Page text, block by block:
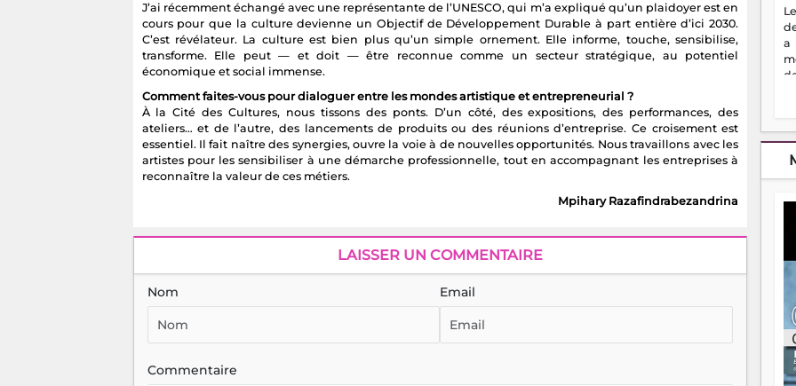
J’ai récemment échangé avec une représentante de l’UNESCO, qui m’a expliqué qu’un plaidoyer est en
cours pour que la culture devienne un Objectif de Développement Durable à part entière d’ici 2030.
C’est révélateur. La culture est bien plus qu’un simple ornement. Elle informe, touche, sensibilise,
transforme. Elle peut — et doit — être reconnue comme un secteur stratégique, au potentiel
économique et social immense.
Comment faites-vous pour dialoguer entre les mondes artistique et entrepreneurial ?
À la Cité des Cultures, nous tissons des ponts. D’un côté, des expositions, des performances, des
ateliers… et de l’autre, des lancements de produits ou des réunions d’entreprise. Ce croisement est
essentiel. Il fait naître des synergies, ouvre la voie à de nouvelles opportunités. Nous travaillons avec les
artistes pour les sensibiliser à une démarche professionnelle, tout en accompagnant les entreprises à
reconnaître la valeur de ces métiers.
Mpihary Razafindrabezandrina
LAISSER UN COMMENTAIRE
Nom Email
Commentaire
a